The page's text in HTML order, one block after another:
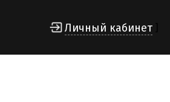
Личный кабинет